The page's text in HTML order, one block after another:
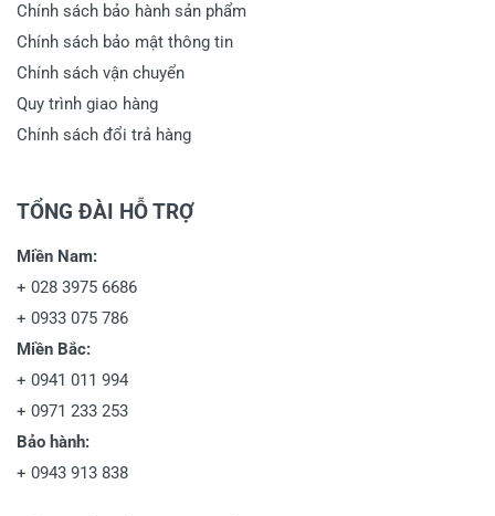
Chính sách bảo hành sản phẩm
Chính sách bảo mật thông tin
Chính sách vận chuyển
Quy trình giao hàng
Chính sách đổi trả hàng
TỔNG ĐÀI HỖ TRỢ
Miền Nam:
+ 028 3975 6686
+ 0933 075 786
Miền Bắc:
+ 0941 011 994
+ 0971 233 253
Bảo hành:
+ 0943 913 838